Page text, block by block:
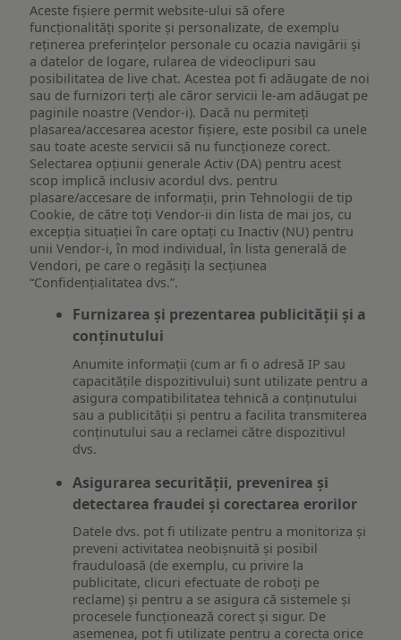
Aceste fișiere permit website-ului să ofere
funcționalități sporite și personalizate, de exemplu
reţinerea preferinţelor personale cu ocazia navigării și
a datelor de logare, rularea de videoclipuri sau
posibilitatea de live chat. Acestea pot fi adăugate de noi
sau de furnizori terți ale căror servicii le-am adăugat pe
paginile noastre (Vendor-i). Dacă nu permiteți
plasarea/accesarea acestor fișiere, este posibil ca unele
sau toate aceste servicii să nu funcționeze corect.
Selectarea opțiunii generale Activ (DA) pentru acest
scop implică inclusiv acordul dvs. pentru
plasare/accesare de informații, prin Tehnologii de tip
Cookie, de către toți Vendor-ii din lista de mai jos, cu
excepția situației în care optați cu Inactiv (NU) pentru
unii Vendor-i, în mod individual, în lista generală de
Vendori, pe care o regăsiți la secțiunea
“Confidențialitatea dvs.”.
Furnizarea și prezentarea publicității și a
conținutului
Anumite informații (cum ar fi o adresă IP sau
capacitățile dispozitivului) sunt utilizate pentru a
asigura compatibilitatea tehnică a conținutului
sau a publicității și pentru a facilita transmiterea
conținutului sau a reclamei către dispozitivul
dvs.
Asigurarea securității, prevenirea și
detectarea fraudei și corectarea erorilor
Datele dvs. pot fi utilizate pentru a monitoriza și
preveni activitatea neobișnuită și posibil
frauduloasă (de exemplu, cu privire la
publicitate, clicuri efectuate de roboți pe
reclame) și pentru a se asigura că sistemele și
procesele funcționează corect și sigur. De
asemenea, pot fi utilizate pentru a corecta orice